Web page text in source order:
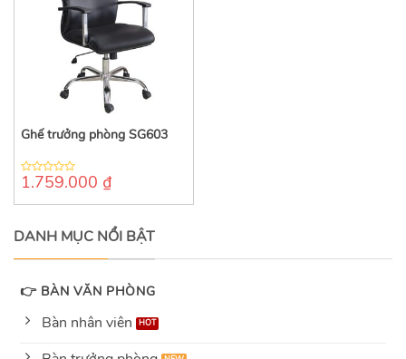
Ghế trưởng phòng SG603
0
of
1.759.000 ₫
DANH MỤC NỔI BẬT
👉 BÀN VĂN PHÒNG
Bàn nhân viên